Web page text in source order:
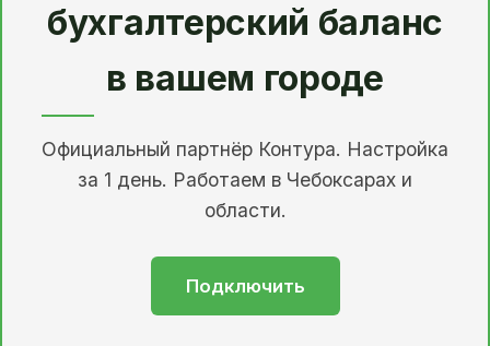
бухгалтерский баланс
в вашем городе
Официальный партнёр Контура. Настройка
за 1 день. Работаем в Чебоксарах и
области.
Подключить